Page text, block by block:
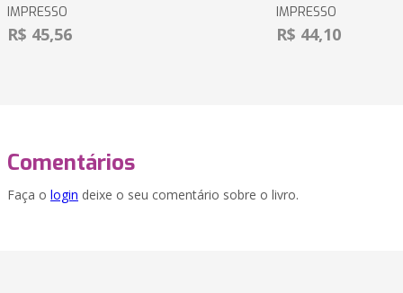
IMPRESSO
R$ 45,56
IMPRESSO
R$ 44,10
Comentários
Faça o login deixe o seu comentário sobre o livro.